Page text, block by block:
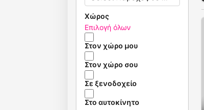
Χώρος
Επιλογή όλων
Στον χώρο μου
Στον χώρο σου
Σε ξενοδοχείο
Στο αυτοκίνητο